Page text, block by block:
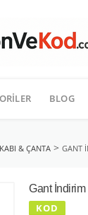
BLOG
& ÇANTA > GANT
Gant
KOD